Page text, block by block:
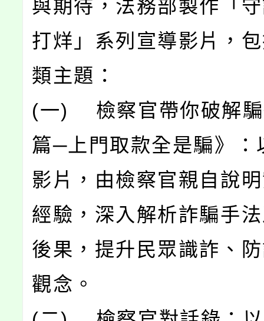
與期待，法務部製作「
打烊」系列宣導影片，
類主題：
(一) 檢察官帶你破解騙
篇─上門取款全是騙》：
影片，由檢察官親自說
經驗，深入解析詐騙手
後果，提升民眾識詐、
觀念。